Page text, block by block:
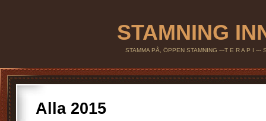
STAMNING
STAMMA PÅ, ÖPPEN STAMNING ---T E R A P I
Alla 2015